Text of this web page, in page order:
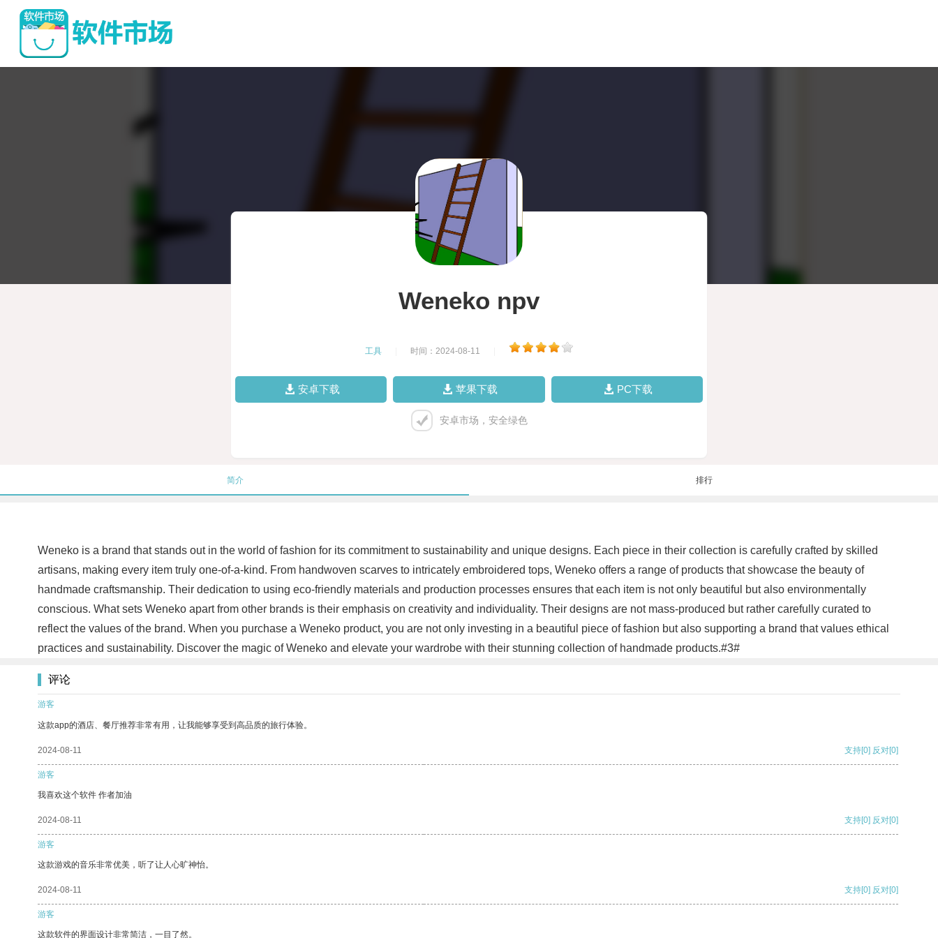
Weneko npv
工具 时间：2024-08-11
安卓下载 苹果下载 PC下载
安卓市场，安全绿色
简介 排行
Weneko is a brand that stands out in the world of fashion for its commitment to sustainability and unique designs. Each piece in their collection is carefully crafted by skilled
artisans, making every item truly one-of-a-kind. From handwoven scarves to intricately embroidered tops, Weneko offers a range of products that showcase the beauty of
handmade craftsmanship. Their dedication to using eco-friendly materials and production processes ensures that each item is not only beautiful but also environmentally
conscious. What sets Weneko apart from other brands is their emphasis on creativity and individuality. Their designs are not mass-produced but rather carefully curated to
reflect the values of the brand. When you purchase a Weneko product, you are not only investing in a beautiful piece of fashion but also supporting a brand that values ethical
practices and sustainability. Discover the magic of Weneko and elevate your wardrobe with their stunning collection of handmade products.#3#
评论
游客
这款app的酒店、餐厅推荐非常有用，让我能够享受到高品质的旅行体验。
2024-08-11 支持[0] 反对[0]
游客
我喜欢这个软件 作者加油
2024-08-11 支持[0] 反对[0]
游客
这款游戏的音乐非常优美，听了让人心旷神怡。
2024-08-11 支持[0] 反对[0]
游客
这款软件的界面设计非常简洁，一目了然。